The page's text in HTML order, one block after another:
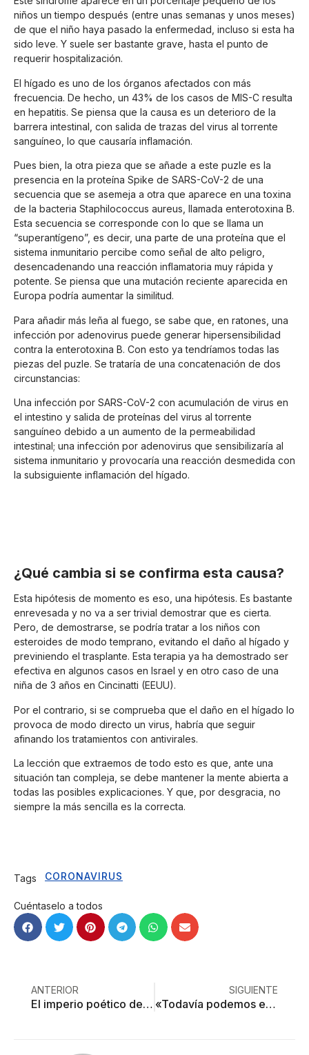
niños un tiempo después (entre unas semanas y unos meses)
de que el niño haya pasado la enfermedad, incluso si esta ha
sido leve. Y suele ser bastante grave, hasta el punto de
requerir hospitalización.
El hígado es uno de los órganos afectados con más
frecuencia. De hecho, un 43% de los casos de MIS-C resulta
en hepatitis. Se piensa que la causa es un deterioro de la
barrera intestinal, con salida de trazas del virus al torrente
sanguíneo, lo que causaría inflamación.
Pues bien, la otra pieza que se añade a este puzle es la
presencia en la proteína Spike de SARS-CoV-2 de una
secuencia que se asemeja a otra que aparece en una toxina
de la bacteria Staphilococcus aureus, llamada enterotoxina B.
Esta secuencia se corresponde con lo que se llama un
“superantígeno”, es decir, una parte de una proteína que el
sistema inmunitario percibe como señal de alto peligro,
desencadenando una reacción inflamatoria muy rápida y
potente. Se piensa que una mutación reciente aparecida en
Europa podría aumentar la similitud.
Para añadir más leña al fuego, se sabe que, en ratones, una
infección por adenovirus puede generar hipersensibilidad
contra la enterotoxina B. Con esto ya tendríamos todas las
piezas del puzle. Se trataría de una concatenación de dos
circunstancias:
Una infección por SARS-CoV-2 con acumulación de virus en
el intestino y salida de proteínas del virus al torrente
sanguíneo debido a un aumento de la permeabilidad
intestinal; una infección por adenovirus que sensibilizaría al
sistema inmunitario y provocaría una reacción desmedida con
la subsiguiente inflamación del hígado.
¿Qué cambia si se confirma esta causa?
Esta hipótesis de momento es eso, una hipótesis. Es bastante
enrevesada y no va a ser trivial demostrar que es cierta.
Pero, de demostrarse, se podría tratar a los niños con
esteroides de modo temprano, evitando el daño al hígado y
previniendo el trasplante. Esta terapia ya ha demostrado ser
efectiva en algunos casos en Israel y en otro caso de una
niña de 3 años en Cincinatti (EEUU).
Por el contrario, si se comprueba que el daño en el hígado lo
provoca de modo directo un virus, habría que seguir
afinando los tratamientos con antivirales.
La lección que extraemos de todo esto es que, ante una
situación tan compleja, se debe mantener la mente abierta a
todas las posibles explicaciones. Y que, por desgracia, no
siempre la más sencilla es la correcta.
Tags CORONAVIRUS
Cuéntaselo a todos
ANTERIOR
El imperio poético de la niñez
SIGUIENTE
«Todavía podemos esquivar un evento de extinción masiva. Pero el tiempo es corto»